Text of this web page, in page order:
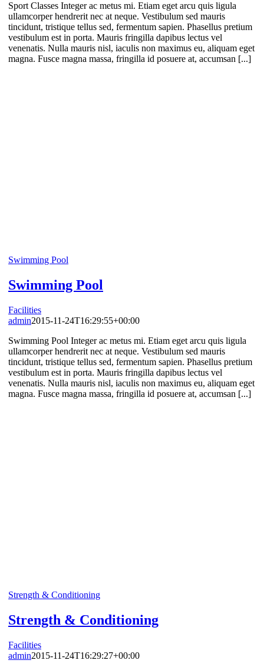
Sport Classes Integer ac metus mi. Etiam eget arcu quis ligula
ullamcorper hendrerit nec at neque. Vestibulum sed mauris
tincidunt, tristique tellus sed, fermentum sapien. Phasellus pretium
vestibulum est in porta. Mauris fringilla dapibus lectus vel
venenatis. Nulla mauris nisl, iaculis non maximus eu, aliquam eget
magna. Fusce magna massa, fringilla id posuere at, accumsan [...]
Swimming Pool
Swimming Pool
Facilities
admin2015-11-24T16:29:55+00:00
Swimming Pool Integer ac metus mi. Etiam eget arcu quis ligula
ullamcorper hendrerit nec at neque. Vestibulum sed mauris
tincidunt, tristique tellus sed, fermentum sapien. Phasellus pretium
vestibulum est in porta. Mauris fringilla dapibus lectus vel
venenatis. Nulla mauris nisl, iaculis non maximus eu, aliquam eget
magna. Fusce magna massa, fringilla id posuere at, accumsan [...]
Strength & Conditioning
Strength & Conditioning
Facilities
admin2015-11-24T16:29:27+00:00